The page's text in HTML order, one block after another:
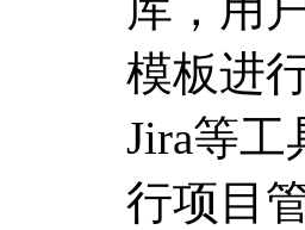
模板进
Jira等
行项目